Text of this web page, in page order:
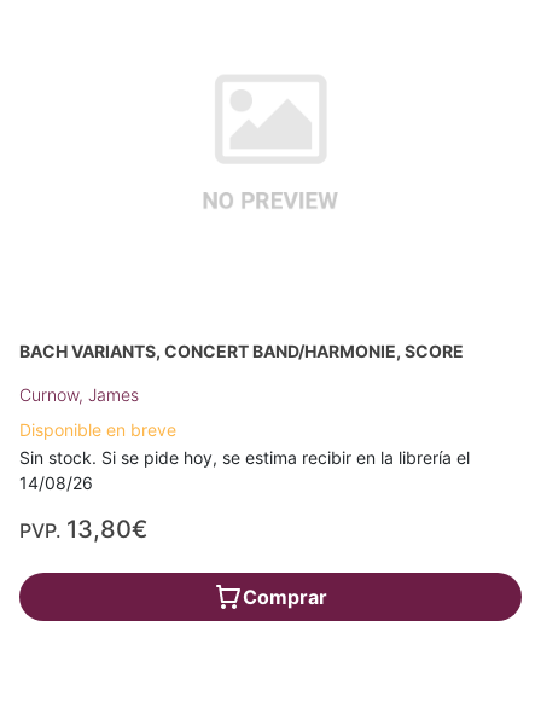
BACH VARIANTS, CONCERT BAND/HARMONIE, SCORE
Curnow, James
Disponible en breve
Sin stock. Si se pide hoy, se estima recibir en la librería el
14/08/26
PVP. 13,80€
Comprar